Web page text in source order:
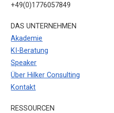
+49(0)1776057849
DAS UNTERNEHMEN
Akademie
KI-Beratung
Speaker
Über Hilker Consulting
Kontakt
RESSOURCEN